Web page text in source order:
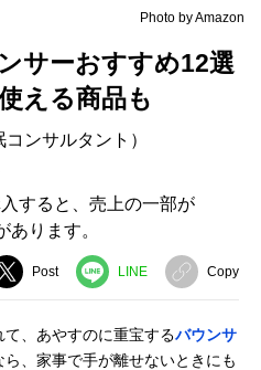
Photo by Amazon
サーおすすめ12選
える商品も
ンサルタント）
すると、売上の一部が
あります。
Post LINE Copy
、あやすのに重宝するバウンサ
、家事で手が離せないときにも